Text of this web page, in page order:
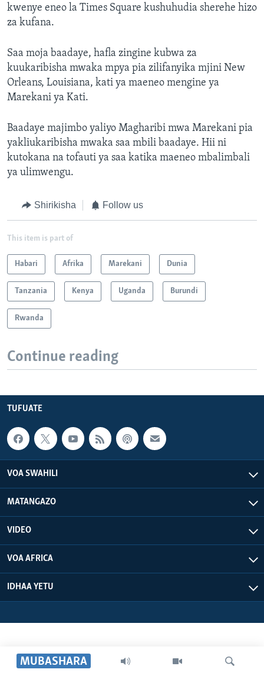
MUBASHARA
kwenye eneo la Times Square kushuhudia sherehe hizo
za kufana.
Saa moja baadaye, hafla zingine kubwa za
kuukaribisha mwaka mpya pia zilifanyika mjini New
Orleans, Louisiana, kati ya maeneo mengine ya
Marekani ya Kati.
Baadaye majimbo yaliyo Magharibi mwa Marekani pia
yakliukaribisha mwaka saa mbili baadaye. Hii ni
kutokana na tofauti ya saa katika maeneo mbalimbali
ya ulimwengu.
Shirikisha Follow us
This item is part of
Habari Afrika Marekani Dunia
Tanzania Kenya Uganda Burundi
Rwanda
Continue reading
TUFUATE
VOA SWAHILI
MATANGAZO
VIDEO
VOA AFRICA
IDHAA YETU